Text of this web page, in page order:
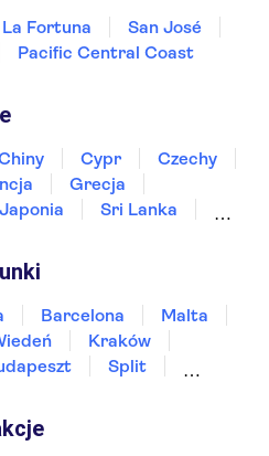
La Fortuna
San José
Pacific Central Coast
Cypr
Czechy
Grecja
Japonia
Sri Lanka
Barcelona
Malta
Kraków
Split